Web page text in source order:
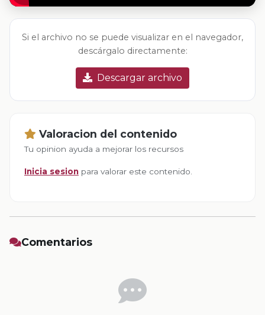
Si el archivo no se puede visualizar en el navegador,
descárgalo directamente:
Descargar archivo
Valoracion del contenido
Tu opinion ayuda a mejorar los recursos
Inicia sesion para valorar este contenido.
Comentarios